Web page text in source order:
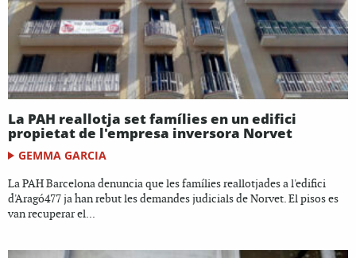
La PAH reallotja set famílies en un edifici
propietat de l'empresa inversora Norvet
GEMMA GARCIA
La PAH Barcelona denuncia que les famílies reallotjades a l'edifici
d'Aragó477 ja han rebut les demandes judicials de Norvet. El pisos es
van recuperar el...